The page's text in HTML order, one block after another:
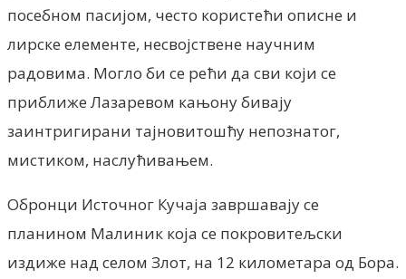
посебном пасијом, често користећи описне и
лирске елементе, несвојствене научним
радовима. Могло би се рећи да сви који се
приближе Лазаревом кањону бивају
заинтригирани тајновитошћу непознатог,
мистиком, наслућивањем.
Обронци Источног Кучаја завршавају се
планином Малиник која се покровитељски
издиже над селом Злот, на 12 километара од Бора.